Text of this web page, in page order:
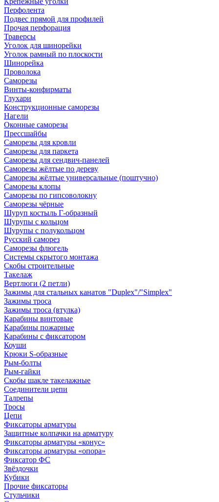
Перфолента
Подвес прямой для профилей
Прочая перфорация
Траверсы
Уголок для шинорейки
Уголок рамный по плоскости
Шинорейка
Проволока
Саморезы
Винты-конфирматы
Глухари
Конструкционные саморезы
Нагели
Оконные саморезы
Прессшайбы
Саморезы для кровли
Саморезы для паркета
Саморезы для сендвич-панелей
Саморезы жёлтые по дереву
Саморезы жёлтые универсальные (поштучно)
Саморезы клопы
Саморезы по гипсоволокну
Саморезы чёрные
Шуруп костыль Г-образный
Шурупы с кольцом
Шурупы с полукольцом
Русский саморез
Саморезы флюгель
Системы скрытого монтажа
Скобы строительные
Такелаж
Вертлюги (2 петли)
Зажимы для стальных канатов "Duplex"/"Simplex"
Зажимы троса
Зажимы троса (втулка)
Карабины винтовые
Карабины пожарные
Карабины с фиксатором
Коуши
Крюки S-образные
Рым-болты
Рым-гайки
Скобы шакле такелажные
Соединители цепи
Талрепы
Тросы
Цепи
Фиксаторы арматуры
Защитные колпачки на арматуру
Фиксаторы арматуры «конус»
Фиксаторы арматуры «опора»
Фиксатор ФС
Звёздочки
Кубики
Прочие фиксаторы
Стульчики